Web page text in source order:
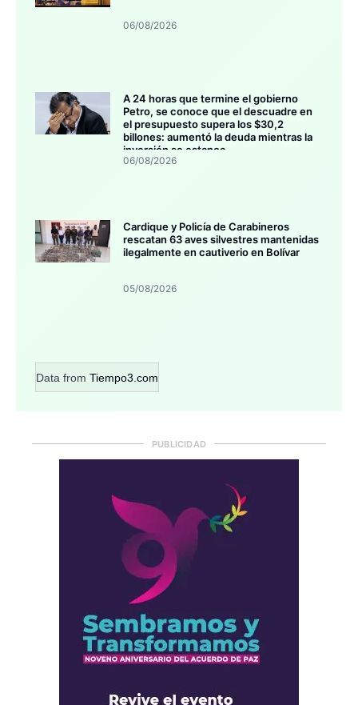
06/08/2026
A 24 horas que termine el gobierno
Petro, se conoce que el descuadre en
el presupuesto supera los $30,2
billones: aumentó la deuda mientras la
inversión se estanca
06/08/2026
Cardique y Policía de Carabineros
rescatan 63 aves silvestres mantenidas
ilegalmente en cautiverio en Bolívar
05/08/2026
Data from Tiempo3.com
PUBLICIDAD